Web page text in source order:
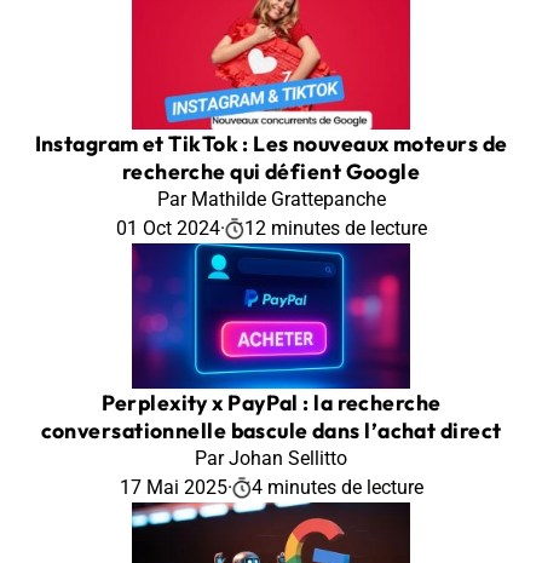
Instagram et TikTok : Les nouveaux moteurs de
recherche qui défient Google
Par Mathilde Grattepanche
01 Oct 2024· 12 minutes de lecture
Perplexity x PayPal : la recherche
conversationnelle bascule dans l’achat direct
Par Johan Sellitto
17 Mai 2025· 4 minutes de lecture